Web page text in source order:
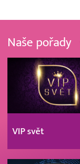
Naše pořady
VIP svět